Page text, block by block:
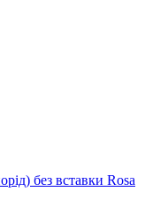
без вставки Rosa